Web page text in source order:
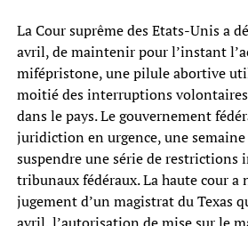
La Cour suprême des Etats-Unis a
avril, de maintenir pour l’instant
mifépristone, une pilule abortive
moitié des interruptions volontaires
dans le pays. Le gouvernement
juridiction en urgence, une
suspendre une série de restrictions
tribunaux fédéraux. La haute cour
jugement d’un magistrat du Texas